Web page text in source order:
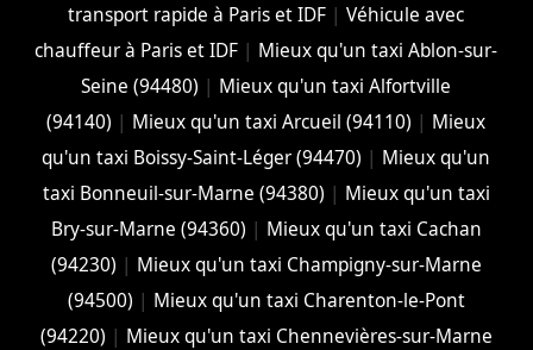
transport rapide à Paris et IDF |Véhicule avec
chauffeur à Paris et IDF | Mieux qu'un taxi Ablon-sur-
Seine (94480) | Mieux qu'un taxi Alfortville
(94140) | Mieux qu'un taxi Arcueil (94110) | Mieux
qu'un taxi Boissy-Saint-Léger (94470) | Mieux qu'un
taxi Bonneuil-sur-Marne (94380) | Mieux qu'un taxi
Bry-sur-Marne (94360) | Mieux qu'un taxi Cachan
(94230) | Mieux qu'un taxi Champigny-sur-Marne
(94500) | Mieux qu'un taxi Charenton-le-Pont
(94220) | Mieux qu'un taxi Chennevières-sur-Marne